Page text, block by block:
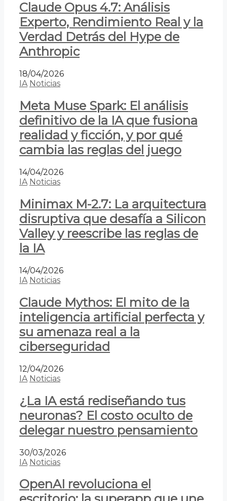
Claude Opus 4.7: Análisis
Experto, Rendimiento Real y la
Verdad Detrás del Hype de
Anthropic
18/04/2026
IA Noticias
Meta Muse Spark: El análisis
definitivo de la IA que fusiona
realidad y ficción, y por qué
cambia las reglas del juego
14/04/2026
IA Noticias
Minimax M-2.7: La arquitectura
disruptiva que desafía a Silicon
Valley y reescribe las reglas de
la IA
14/04/2026
IA Noticias
Claude Mythos: El mito de la
inteligencia artificial perfecta y
su amenaza real a la
ciberseguridad
12/04/2026
IA Noticias
¿La IA está rediseñando tus
neuronas? El costo oculto de
delegar nuestro pensamiento
30/03/2026
IA Noticias
OpenAI revoluciona el